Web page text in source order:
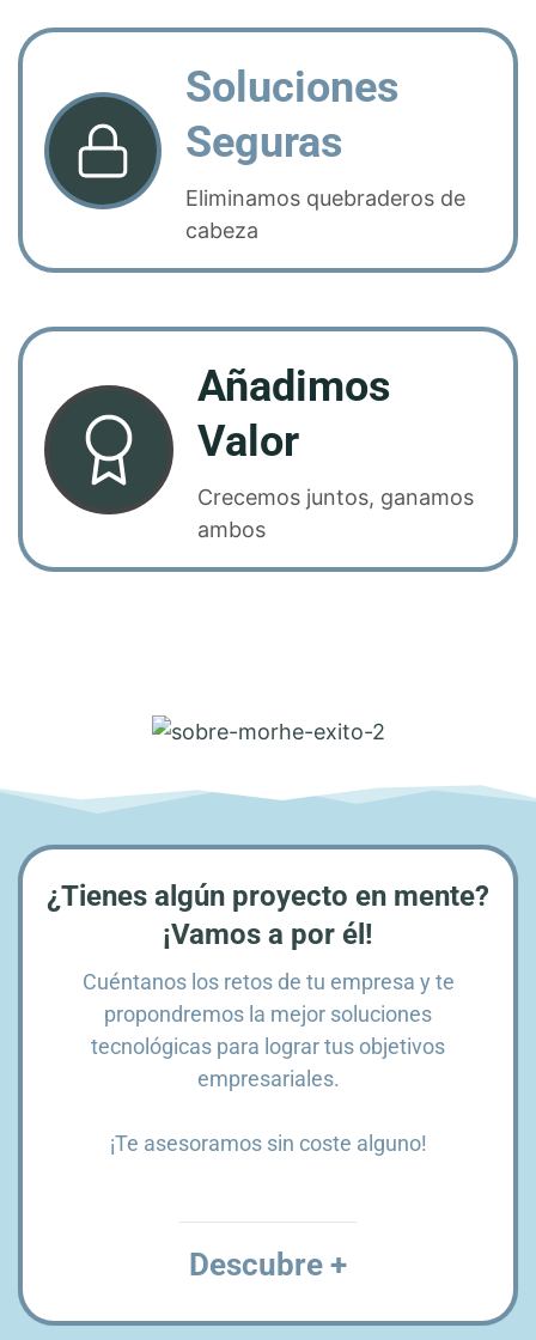
Soluciones
Seguras
Eliminamos quebraderos de
cabeza
Añadimos
Valor
Crecemos juntos, ganamos
ambos
¿Tienes algún proyecto en mente?
¡Vamos a por él!
Cuéntanos los retos de tu empresa y te
propondremos la mejor soluciones
tecnológicas para lograr tus objetivos
empresariales.
¡Te asesoramos sin coste alguno!
Descubre +